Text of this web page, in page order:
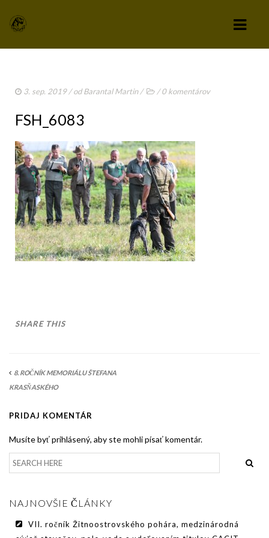
STANOVY KLUBU
CHOVATEĽSKÝ A ZÁPISNÝ PORIADOK
SPRAVODAJCA
TLAČIVÁ A PRIHLÁŠKY
KLUBOVÉ POPLATKY
ZÁPISNICE Z ČLENSKEJ SCHÔDZE
DEUTSCH DRAHTHAAR
PODMIENKY CHOVNOSTI
CHOVATEĽSKÉ STANICE
OČAKÁVANÉ VRHY NDS V ROKU 2026
PUDELPOINTER
ŠTANDARD
3. sep. 2019/ odBarantal Martin/ /0 komentárov
FSH_6083
SHARE THIS
8. ROČNÍK MEMORIÁLU ŠTEFANA
KRASŇASKÉHO
PRIDAJ KOMENTÁR
Musíte byť prihlásený, aby ste mohli písať komentár.
NAJNOVŠIE ČLÁNKY
VII. ročník Žitnoostrovského pohára, medzinárodná